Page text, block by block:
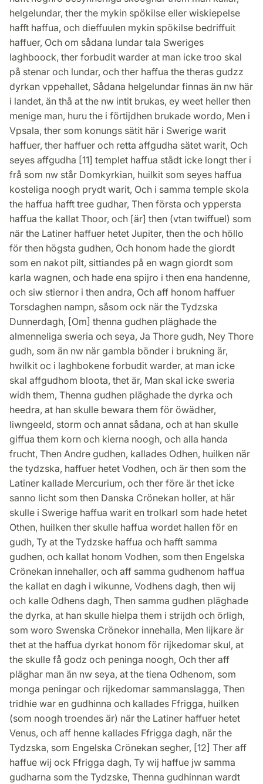
helgelundar, ther the mykin spökilse eller wiskiepelse
hafft haffua, och dieffuulen mykin spökilse bedriffuit
haffuer, Och om sådana lundar tala Sweriges
laghboock, ther forbudit warder at man icke troo skal
på stenar och lundar, och ther haffua the theras gudzz
dyrkan vppehallet, Sådana helgelundar finnas än nw här
i landet, än thå at the nw intit brukas, ey weet heller then
menige man, huru the i förtijdhen brukade wordo, Men i
Vpsala, ther som konungs sätit här i Swerige warit
haffuer, ther haffuer och retta affgudha sätet warit, Och
seyes affgudha [11] templet haffua stådt icke longt ther i
frå som nw står Domkyrkian, huilkit som seyes haffua
kosteliga noogh prydt warit, Och i samma temple skola
the haffua hafft tree gudhar, Then första och yppersta
haffua the kallat Thoor, och [är] then (vtan twiffuel) som
när the Latiner haffuer hetet Jupiter, then the och höllo
för then högsta gudhen, Och honom hade the giordt
som en nakot pilt, sittiandes på en wagn giordt som
karla wagnen, och hade ena spijro i then ena handenne,
och siw stiernor i then andra, Och aff honom haffuer
Torsdaghen nampn, såsom ock när the Tydzska
Dunnerdagh, [Om] thenna gudhen pläghade the
almenneliga sweria och seya, Ja Thore gudh, Ney Thore
gudh, som än nw när gambla bönder i brukning är,
hwilkit oc i laghbokene forbudit warder, at man icke
skal affgudhom bloota, thet är, Man skal icke sweria
widh them, Thenna gudhen pläghade the dyrka och
heedra, at han skulle bewara them för öwädher,
liwngeeld, storm och annat sådana, och at han skulle
giffua them korn och kierna noogh, och alla handa
frucht, Then Andre gudhen, kallades Odhen, huilken när
the tydzska, haffuer hetet Vodhen, och är then som the
Latiner kallade Mercurium, och ther före är thet icke
sanno licht som then Danska Crönekan holler, at här
skulle i Swerige haffua warit en trolkarl som hade hetet
Othen, huilken ther skulle haffua wordet hallen för en
gudh, Ty at the Tydzske haffua och hafft samma
gudhen, och kallat honom Vodhen, som then Engelska
Crönekan innehaller, och aff samma gudhenom haffua
the kallat en dagh i wikunne, Vodhens dagh, then wij
och kalle Odhens dagh, Then samma gudhen pläghade
the dyrka, at han skulle hielpa them i strijdh och örligh,
som woro Swenska Crönekor innehalla, Men lijkare är
thet at the haffua dyrkat honom för rijkedomar skul, at
the skulle få godz och peninga noogh, Och ther aff
pläghar man än nw seya, at the tiena Odhenom, som
monga peningar och rijkedomar sammanslagga, Then
tridhie war en gudhinna och kallades Ffrigga, huilken
(som noogh troendes är) när the Latiner haffuer hetet
Venus, och aff henne kallades Ffrigga dagh, när the
Tydzska, som Engelska Crönekan segher, [12] Ther aff
haffue wij ock Ffrigga dagh, Ty wij haffue jw samma
gudharna som the Tydzske, Thenna gudhinnan wardt